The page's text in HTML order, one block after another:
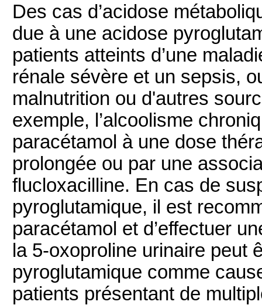
Des cas d’acidose
due à une acidose
patients atteints d’une
rénale sévère et un sepsis,
malnutrition ou d'autres
exemple, l’alcoolisme
paracétamol à une dose
prolongée ou par une
flucloxacilline. En cas de
pyroglutamique, il est
paracétamol et d’effectuer
la 5‑oxoproline urinaire peut
pyroglutamique comme
patients présentant de